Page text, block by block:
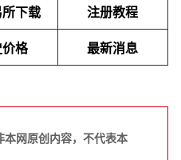
下载 注册教程
价格 最新消息
本网原创内容，不代表本